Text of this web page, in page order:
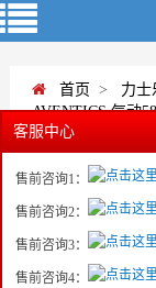
首页 > 力士
AVENTICS 气动
泉州天益
蒋 力
泉州天益
客服中心
售前咨询1：
售前咨询2：
售前咨询3：
售前咨询4：